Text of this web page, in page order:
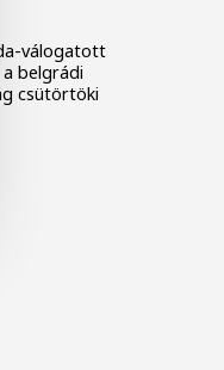
válogatott
a belgrádi
csütörtöki